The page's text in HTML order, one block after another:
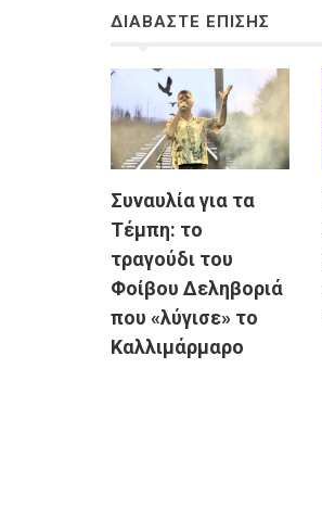
ΔΙΑΒΑΣΤΕ ΕΠΙΣΗΣ
Συναυλία για τα
Τέμπη: το
τραγούδι του
Φοίβου Δεληβοριά
που «λύγισε» το
Καλλιμάρμαρο